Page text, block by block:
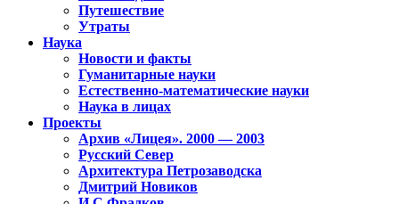
Путешествие
Утраты
Наука
Новости и факты
Гуманитарные науки
Естественно-математические науки
Наука в лицах
Проекты
Архив «Лицея». 2000 — 2003
Русский Север
Архитектура Петрозаводска
Дмитрий Новиков